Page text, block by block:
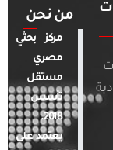
من نحن
مركز بحثي
مصري
مستقل
تأسس
2018.
يعتمد على